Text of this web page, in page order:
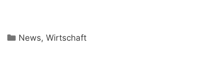
Kategorien
News,Wirtschaft